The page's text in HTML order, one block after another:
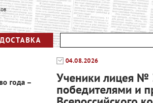
ДОСТАВКА
года –
04.08.2026
Ученики лицея №
победителями и